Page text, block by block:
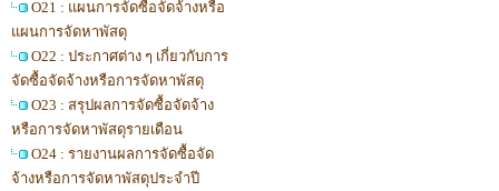
O21 : แผนการจัดซื้อจัดจ้างหรือ
แผนการจัดหาพัสดุ
O22 : ประกาศต่าง ๆ เกี่ยวกับการ
จัดซื้อจัดจ้างหรือการจัดหาพัสดุ
O23 : สรุปผลการจัดซื้อจัดจ้าง
หรือการจัดหาพัสดุรายเดือน
O24 : รายงานผลการจัดซื้อจัด
จ้างหรือการจัดหาพัสดุประจำปี